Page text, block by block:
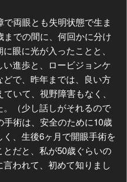
両眼とも失明状態で生ま
での間に、何回かに分け
眼に光が入ったことと、
進歩と、ロービジョンケ
で、昨年までは、良い方
いて、視野障害もなく、
（少し話しがそれるので
術は、安全のために10歳
、生後6ヶ月で開眼手術を
だと、私が50歳ぐらいの
われて、初めて知りまし